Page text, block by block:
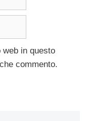
in questo
commento.